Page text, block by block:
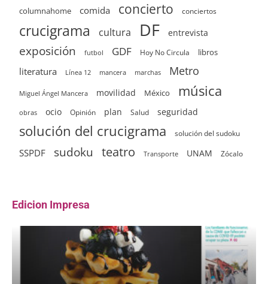
columnahome comida concierto conciertos
crucigrama cultura DF entrevista
exposición futbol GDF Hoy No Circula libros
literatura Línea 12 mancera marchas Metro
Miguel Ángel Mancera movilidad México música
obras ocio Opinión plan Salud seguridad
solución del crucigrama solución del sudoku
SSPDF sudoku teatro Transporte UNAM Zócalo
Edicion Impresa